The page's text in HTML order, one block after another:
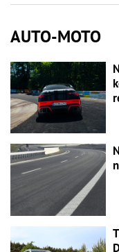
AUTO-MOTO